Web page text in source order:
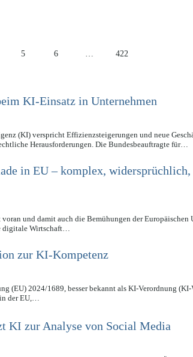
5 6 … 422
KI-Einsatz in Unternehmen
(KI) verspricht Effizienzsteigerungen und neue
Herausforderungen. Die Bundesbeauftragte für…
in EU – komplex, widersprüchlich,
und damit auch die Bemühungen der Europäischen
digitale Wirtschaft…
zur KI-Kompetenz
(EU) 2024/1689, besser bekannt als KI-Verordnung
der EU,…
KI zur Analyse von Social Media